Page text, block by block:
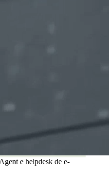
e helpdesk de e-